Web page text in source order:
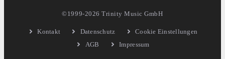
©1999-2026 Trinity Music GmbH
Kontakt Datenschutz
Cookie Einstellungen
AGB
Impressum